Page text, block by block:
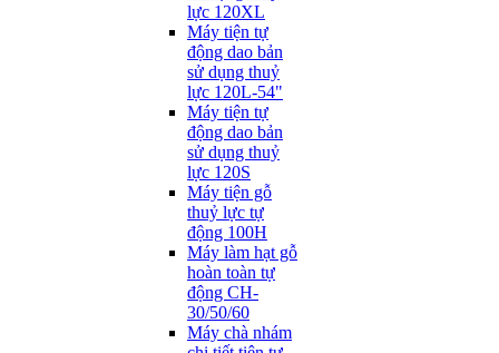
lực 120XL
Máy tiện tự
động dao bản
sử dụng thuỷ
lực 120L-54"
Máy tiện tự
động dao bản
sử dụng thuỷ
lực 120S
Máy tiện gỗ
thuỷ lực tự
động 100H
Máy làm hạt gỗ
hoàn toàn tự
động CH-
30/50/60
Máy chà nhám